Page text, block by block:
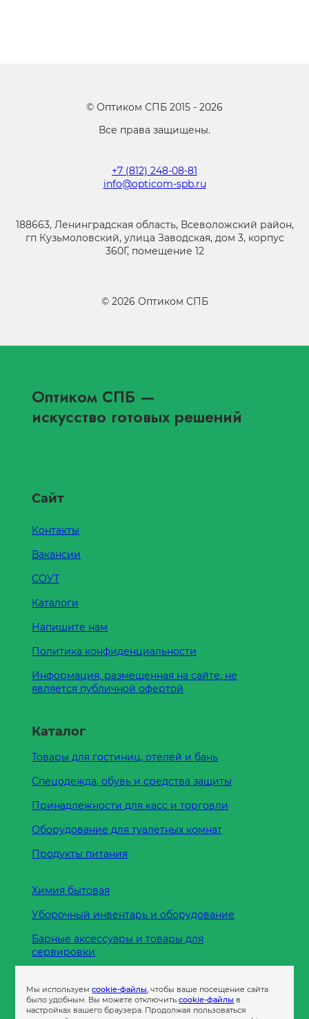
© Оптиком СПБ 2015 - 2026
Все права защищены.
+7 (812) 248-08-81
info@opticom-spb.ru
188663, Ленинградская область, Всеволожский район,
гп Кузьмоловский, улица Заводская, дом 3, корпус
360Г, помещение 12
© 2026 Оптиком СПБ
Оптиком СПБ —
искусство готовых решений
Сайт
Контакты
Вакансии
СОУТ
Каталоги
Напишите нам
Политика конфиденциальности
Информация, размещенная на сайте, не
является публичной офертой
Каталог
Товары для гостиниц, отелей и бань
Спецодежда, обувь и средства защиты
Принадлежности для касс и торговли
Оборудование для туалетных комнат
Продукты питания
Химия бытовая
Уборочный инвентарь и оборудование
Барные аксессуары и товары для
сервировки
Пленка
Мы используемcookie-файлы, чтобы ваше посещение сайта
было удобным. Вы можете отключитьcookie-файлы в
настройках вашего браузера. Продолжая пользоваться